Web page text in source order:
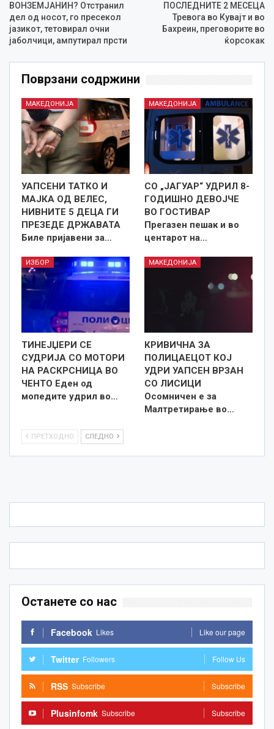
ВОНЗЕМЈАНИН? Отстранил
дел од носот, го пресекол
јазикот, тетовирал очни
јаболчици, ампутирал прсти
ПОСЛЕДНИТЕ 2 МЕСЕЦА
Тревога во Кувајт и во
Бахреин, преговорите во
ќорсокак
Поврзани содржини
МАКЕДОНИЈА
УАПСЕНИ ТАТКО И
МАЈКА ОД ВЕЛЕС,
НИВНИТЕ 5 ДЕЦА ГИ
ПРЕЗЕДЕ ДРЖАВАТА
Биле пријавени за…
МАКЕДОНИЈА
СО „ЈАГУАР“ УДРИЛ 8-
ГОДИШНО ДЕВОЈЧЕ
ВО ГОСТИВАР
Прегазен пешак и во
центарот на…
ИЗБОР
ТИНЕЈЏЕРИ СЕ
СУДРИЈА СО МОТОРИ
НА РАСКРСНИЦА ВО
ЧЕНТО Еден од
мопедите удрил во…
МАКЕДОНИЈА
КРИВИЧНА ЗА
ПОЛИЦАЕЦОТ КОЈ
УДРИ УАПСЕН ВРЗАН
СО ЛИСИЦИ
Осомничен е за
Малтретирање во…
ПРЕТХОДНО СЛЕДНО
Останете со нас
Facebook Likes Like our page
Twitter Followers Follow Us
RSS Subscribe Subscribe
Plusinfomk Subscribe Subscribe